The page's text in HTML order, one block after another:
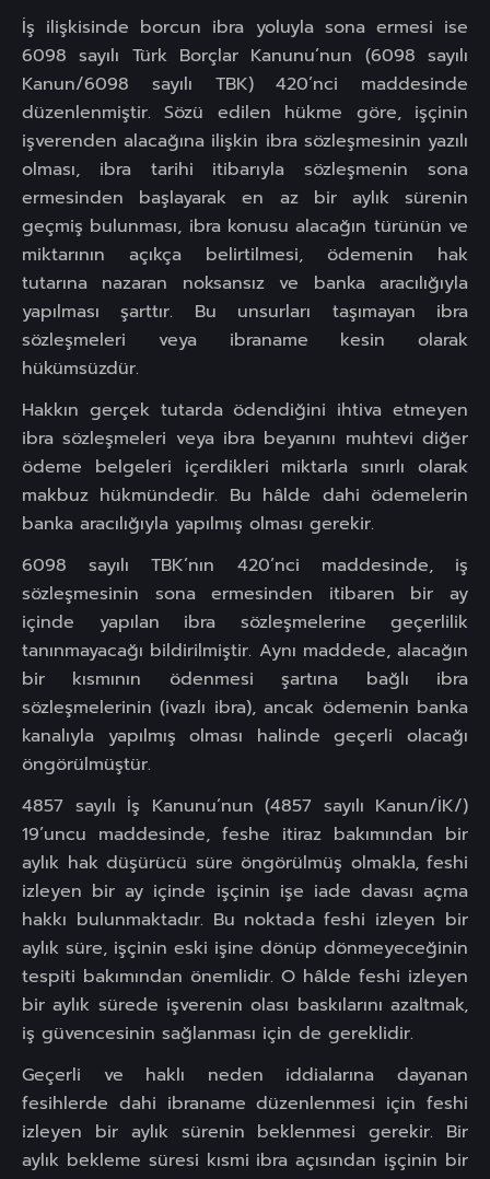
İş ilişkisinde borcun ibra yoluyla sona ermesi ise
6098 sayılı Türk Borçlar Kanunu’nun (6098 sayılı
Kanun/6098 sayılı TBK) 420’nci maddesinde
düzenlenmiştir. Sözü edilen hükme göre, işçinin
işverenden alacağına ilişkin ibra sözleşmesinin yazılı
olması, ibra tarihi itibarıyla sözleşmenin sona
ermesinden başlayarak en az bir aylık sürenin
geçmiş bulunması, ibra konusu alacağın türünün ve
miktarının açıkça belirtilmesi, ödemenin hak
tutarına nazaran noksansız ve banka aracılığıyla
yapılması şarttır. Bu unsurları taşımayan ibra
sözleşmeleri veya ibraname kesin olarak
hükümsüzdür.
Hakkın gerçek tutarda ödendiğini ihtiva etmeyen
ibra sözleşmeleri veya ibra beyanını muhtevi diğer
ödeme belgeleri içerdikleri miktarla sınırlı olarak
makbuz hükmündedir. Bu hâlde dahi ödemelerin
banka aracılığıyla yapılmış olması gerekir.
6098 sayılı TBK’nın 420’nci maddesinde, iş
sözleşmesinin sona ermesinden itibaren bir ay
içinde yapılan ibra sözleşmelerine geçerlilik
tanınmayacağı bildirilmiştir. Aynı maddede, alacağın
bir kısmının ödenmesi şartına bağlı ibra
sözleşmelerinin (ivazlı ibra), ancak ödemenin banka
kanalıyla yapılmış olması halinde geçerli olacağı
öngörülmüştür.
4857 sayılı İş Kanunu’nun (4857 sayılı Kanun/İK/)
19’uncu maddesinde, feshe itiraz bakımından bir
aylık hak düşürücü süre öngörülmüş olmakla, feshi
izleyen bir ay içinde işçinin işe iade davası açma
hakkı bulunmaktadır. Bu noktada feshi izleyen bir
aylık süre, işçinin eski işine dönüp dönmeyeceğinin
tespiti bakımından önemlidir. O hâlde feshi izleyen
bir aylık sürede işverenin olası baskılarını azaltmak,
iş güvencesinin sağlanması için de gereklidir.
Geçerli ve haklı neden iddialarına dayanan
fesihlerde dahi ibraname düzenlenmesi için feshi
izleyen bir aylık sürenin beklenmesi gerekir. Bir
aylık bekleme süresi kısmi ibra açısından işçinin bir